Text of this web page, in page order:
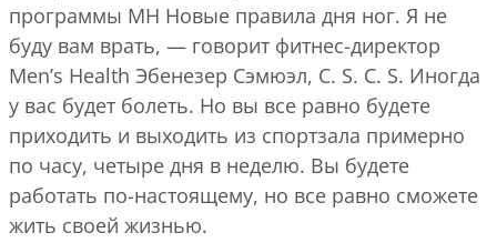
программы MH Новые правила дня ног. Я не
буду вам врать, — говорит фитнес-директор
Men’s Health Эбенезер Сэмюэл, C. S. C. S. Иногда
у вас будет болеть. Но вы все равно будете
приходить и выходить из спортзала примерно
по часу, четыре дня в неделю. Вы будете
работать по-настоящему, но все равно сможете
жить своей жизнью.